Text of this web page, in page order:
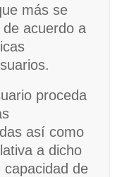
más se
acuerdo a
proceda
así como
a dicho
de